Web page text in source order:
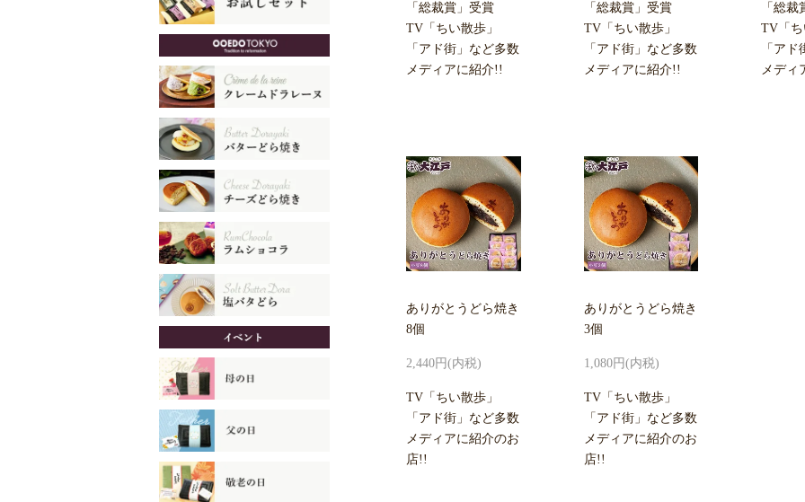
「総裁賞」受賞
TV「ちい散歩」
「アド街」など多数
メディアに紹介!!
「総裁賞」受賞
TV「ちい散歩」
「アド街」など多数
メディアに紹介!!
「総
TV「ち
「ア
メディ
ありがとうどら焼き
8個
2,440円(内税)
TV「ちい散歩」
「アド街」など多数
メディアに紹介のお
店!!
ありがとうどら焼き
3個
1,080円(内税)
TV「ちい散歩」
「アド街」など多数
メディアに紹介のお
店!!